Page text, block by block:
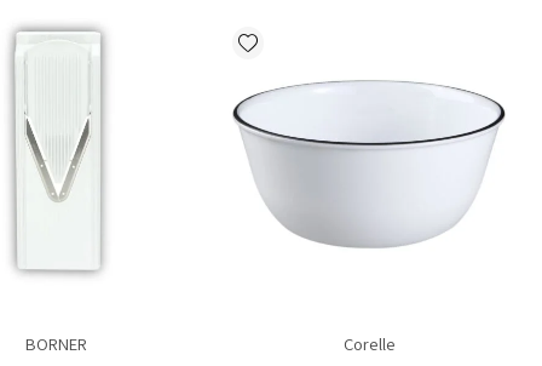
Add wishlist
Corelle
BORNER